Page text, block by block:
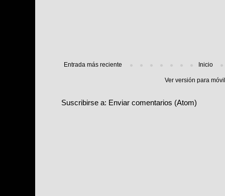
Entrada más reciente Inicio
Ver versión para
Suscribirse a: Enviar comentarios (Atom)